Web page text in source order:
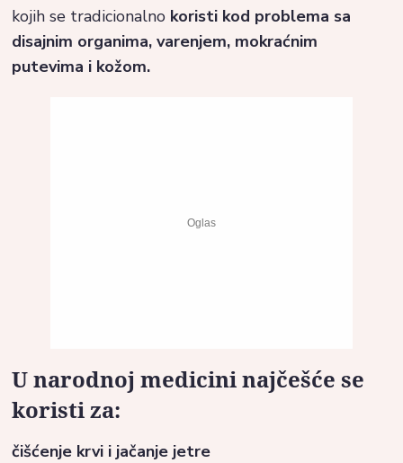
kojih se tradicionalno koristi kod problema sa
disajnim organima, varenjem, mokraćnim
putevima i kožom.
U narodnoj medicini najčešće se
koristi za:
čišćenje krvi i jačanje jetre